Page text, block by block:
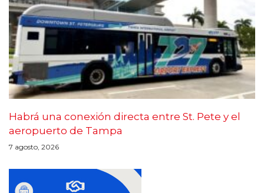
Habrá una conexión directa entre St. Pete y el
aeropuerto de Tampa
7 agosto, 2026